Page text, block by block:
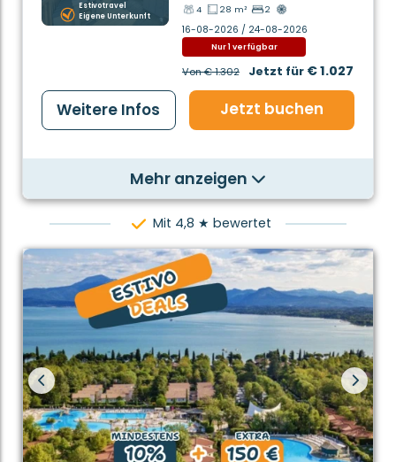
Estivotravel
Eigene Unterkunft
4 28 m² 2
16-08-2026 / 24-08-2026
Nur 1 verfügbar
Von€ 1.302 Jetzt für € 1.027
Weitere Infos Jetzt buchen
Mehr anzeigen
Mit 4,8 ★ bewertet